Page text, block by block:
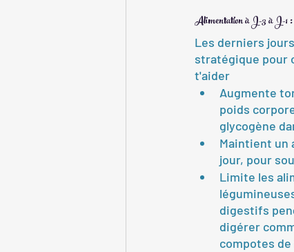
Alimentation à J-3 à J-1 :
Les derniers
stratégique pour
t'aider
Augmente
poids
glycogène
Maintient un
jour, pour
Limite les
digestifs
digérer
compotes